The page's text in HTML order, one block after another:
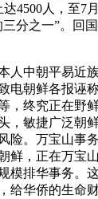
达4500人，至7
分之一”。回
中朝平易近族
电朝鲜各报诬
，终究正在野
，敏捷广泛朝
险。万宝山事
鲜，正在万宝
模排华事务。
给华侨的生命